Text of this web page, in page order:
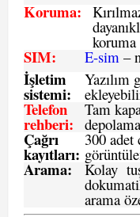
Koruma:
SIM: E-sim –
İşletim
sistemi:
Yazılım
Telefon
rehberi:
Tam
Çağrı
kayıtları:
300 adet
Arama: Kolay
arama